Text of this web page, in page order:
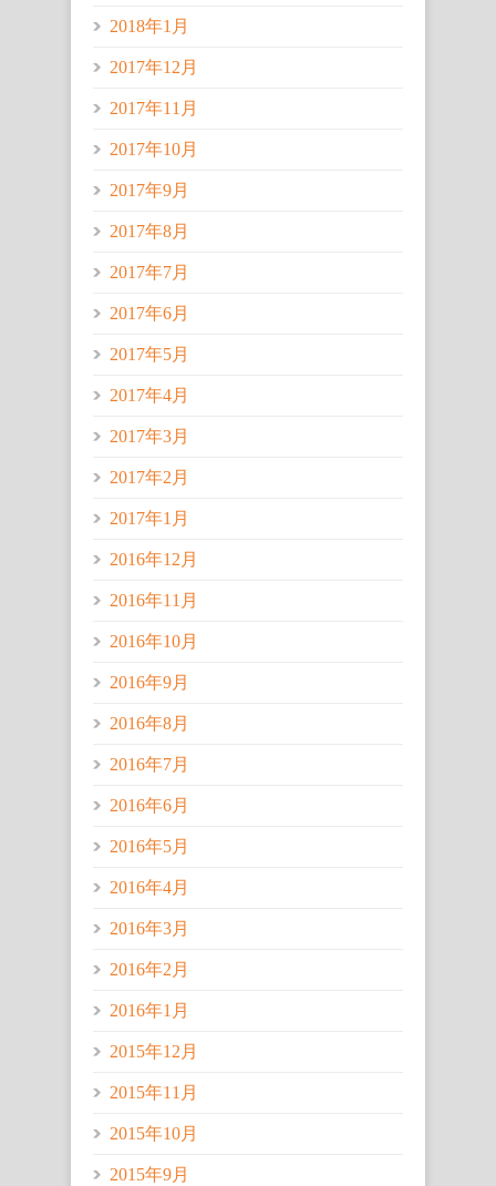
2018年1月
2017年12月
2017年11月
2017年10月
2017年9月
2017年8月
2017年7月
2017年6月
2017年5月
2017年4月
2017年3月
2017年2月
2017年1月
2016年12月
2016年11月
2016年10月
2016年9月
2016年8月
2016年7月
2016年6月
2016年5月
2016年4月
2016年3月
2016年2月
2016年1月
2015年12月
2015年11月
2015年10月
2015年9月